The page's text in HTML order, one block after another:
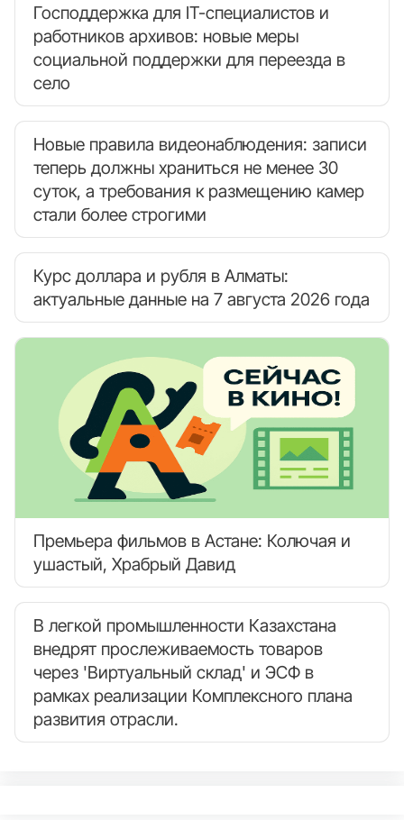
Господдержка для IT-специалистов и
работников архивов: новые меры
социальной поддержки для переезда в
село
Новые правила видеонаблюдения: записи
теперь должны храниться не менее 30
суток, а требования к размещению камер
стали более строгими
Курс доллара и рубля в Алматы:
актуальные данные на 7 августа 2026 года
Премьера фильмов в Астане: Колючая и
ушастый, Храбрый Давид
В легкой промышленности Казахстана
внедрят прослеживаемость товаров
через 'Виртуальный склад' и ЭСФ в
рамках реализации Комплексного плана
развития отрасли.